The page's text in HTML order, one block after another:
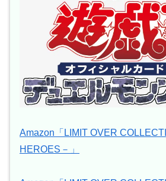
Amazon「LIMIT OVER
HEROES－」